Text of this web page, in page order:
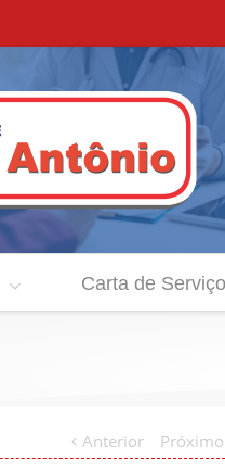
Carta de
Anterior Próximo